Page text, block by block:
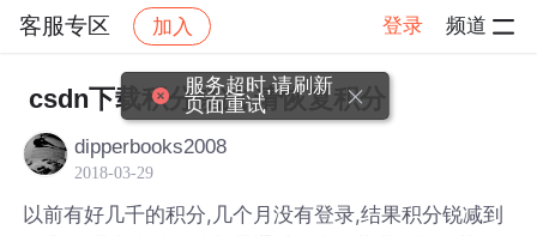
客服专区 加入 登录 频道
客服专区 帖子详情
csdn下载积分锐减 请恢复积分
dipperbooks2008
2018-03-29
以前有好几千的积分,几个月没有登录,结果积分锐减到
服务超时,请刷新
页面重试